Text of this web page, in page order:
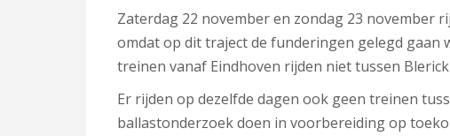
Zaterdag 22 november en zondag 23 november
omdat op dit traject de funderingen gelegd gaan
treinen vanaf Eindhoven rijden niet tussen
Er rijden op dezelfde dagen ook geen treinen
ballastonderzoek doen in voorbereiding op